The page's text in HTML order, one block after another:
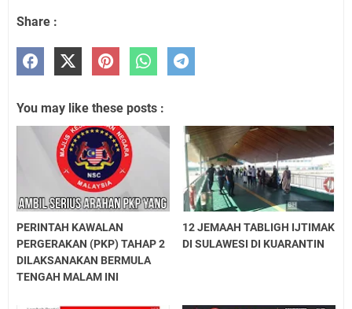
Share :
You may like these posts :
PERINTAH KAWALAN
PERGERAKAN (PKP) TAHAP 2
DILAKSANAKAN BERMULA
TENGAH MALAM INI
12 JEMAAH TABLIGH IJTIMAK
DI SULAWESI DI KUARANTIN